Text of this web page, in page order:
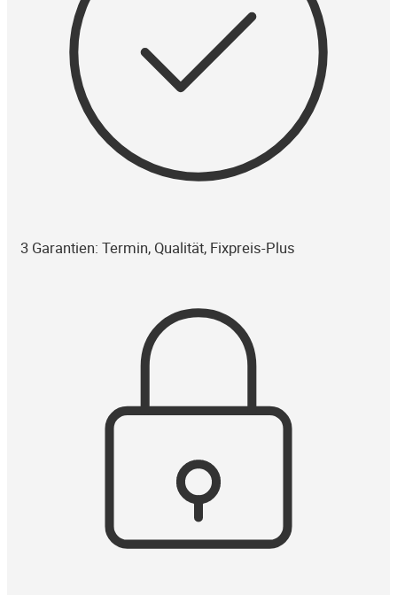
3 Garantien: Termin, Qualität, Fixpreis-Plus